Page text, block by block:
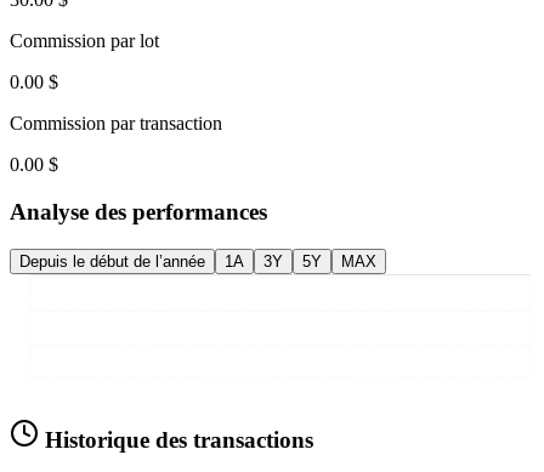
Commission par lot
0.00 $
Commission par transaction
0.00 $
Analyse des performances
Depuis le début de l’année 1A 3Y 5Y MAX
Historique des transactions